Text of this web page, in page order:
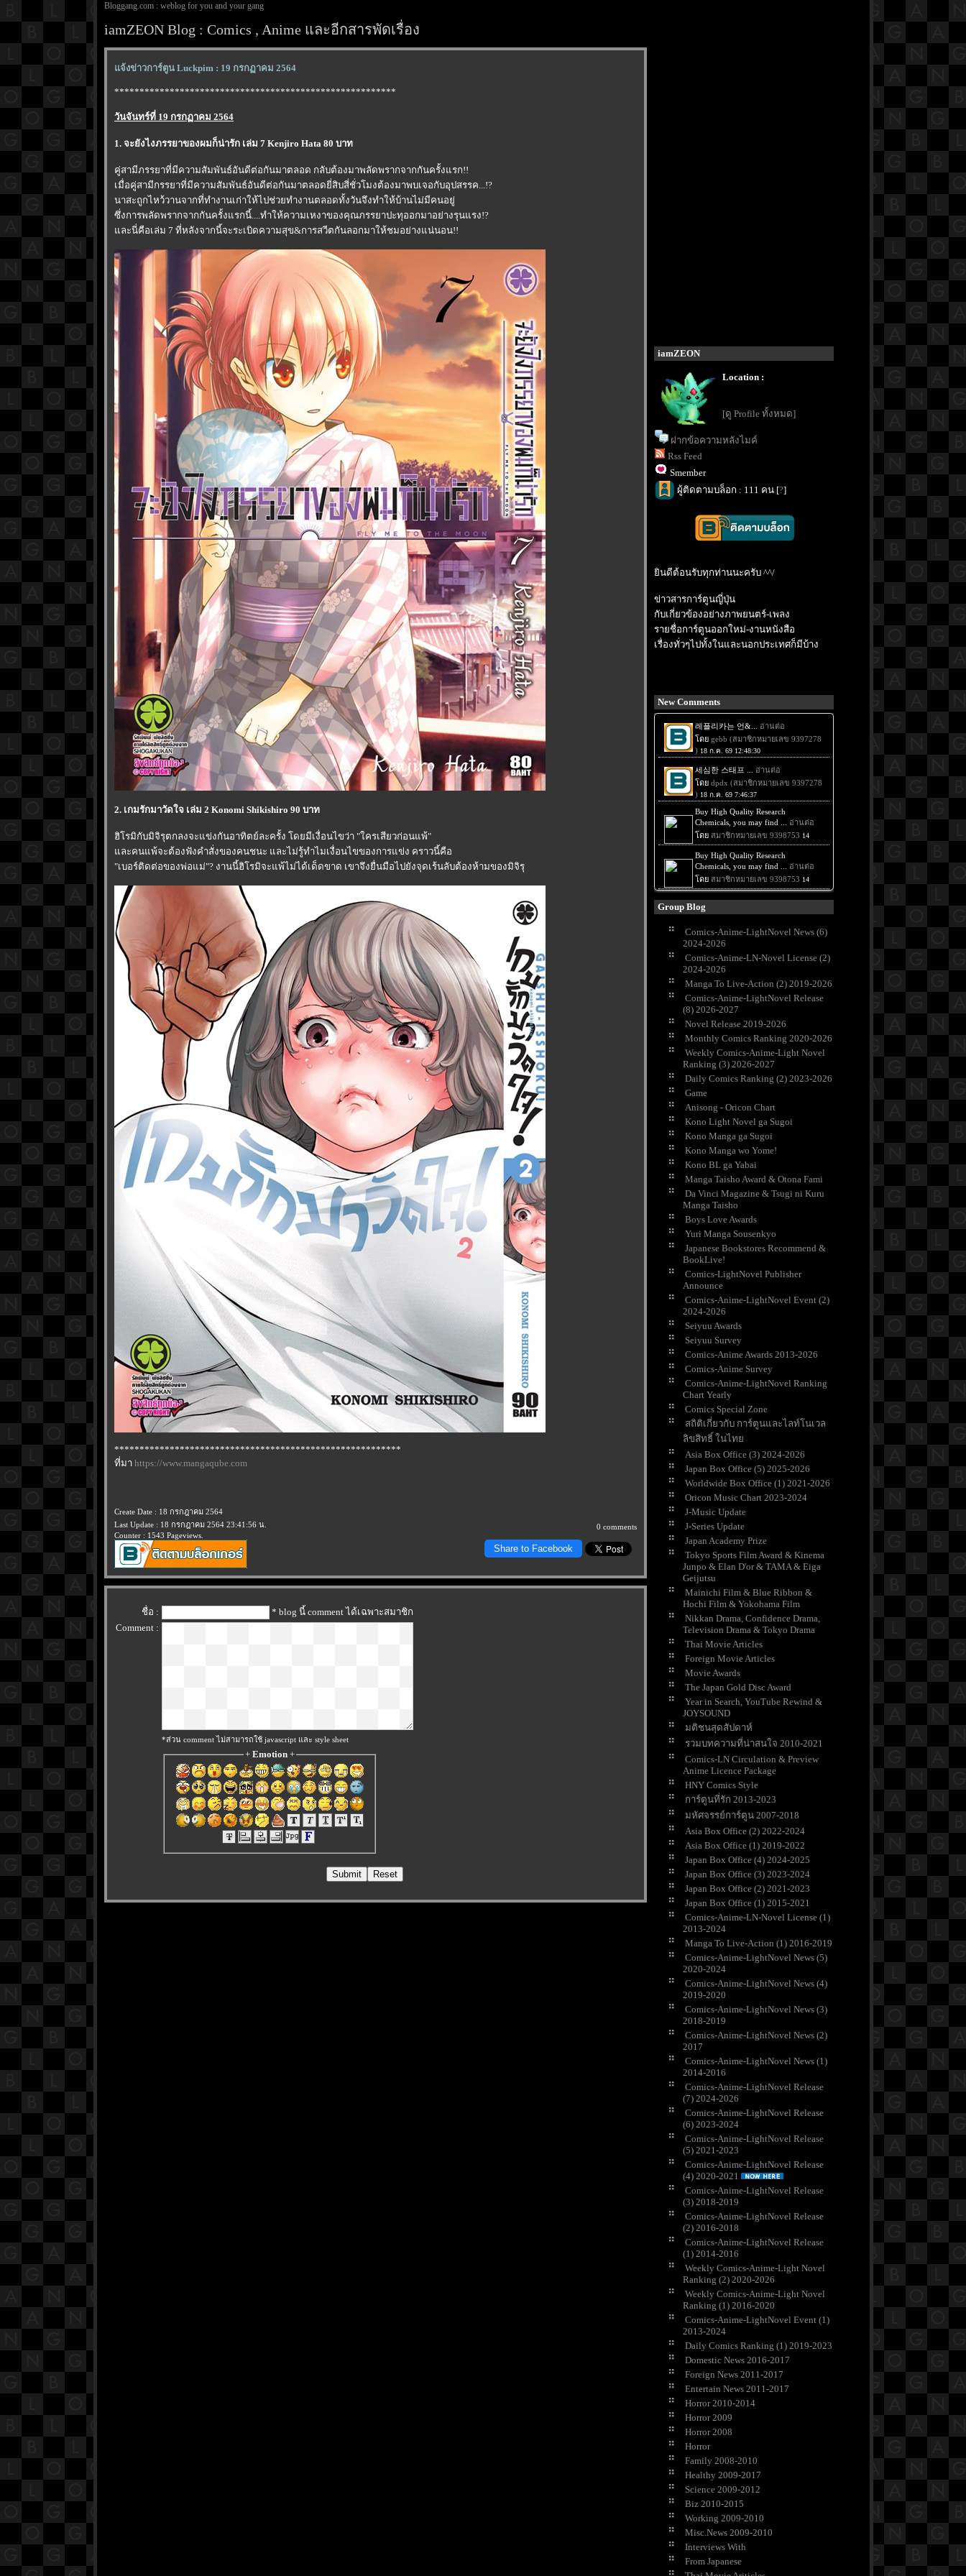
Bloggang.com : weblog for you and your gang
iamZEON Blog : Comics , Anime และอีกสารพัดเรื่อง
จ้งข่าวการ์ตูน Luckpim : 19 กรกฏาคม 2564
********************************************************
วันจันทร์ที่ 19 กรกฏาคม 2564
1. จะยังไงภรรยาของผมก็น่ารัก เล่ม 7 Kenjiro Hata 80 บาท
คู่สามีภรรยาที่มีความสัมพันธ์อันดีต่อกันมาตลอด กลับต้องมาพลัดพรากจากกันครั้งแรก!!
เมื่อคู่สามีกรรยาที่มีความสัมพันธ์อันดีต่อกันมาตลอดยี่สิบสี่ชั่วโมงต้องมาพบเจอกับอุปสรรค...!?
นาสะถูกไหว้วานจากที่ทำงานเก่าให้ไปช่วยทำงานตลอดทั้งวันจึงทำให้บ้านไม่มีคนอยู่
ซึ่งการพลัดพรากจากกันครั้งแรกนี้....ทำให้ความเหงาของคุณภรรยาปะทุออกมาอย่างรุนแรง!?
ละนี่คือเล่ม 7 ที่หลังจากนี้จะระเบิดความสุข&การสวีตกันลอกมาให้ชมอย่างแน่นอน!!
2. เกมรักมาวัดใจ เล่ม 2 Konomi Shikishiro 90 บาท
ฮิโรมิกับมิจิรุตกลงจะแข่งกันอาทิตย์ละครั้ง โดยมีเงื่อนไขว่า "ใครเสียวก่อนแพ้"
ละคนแพ้จะต้องฟังคำสั่งของคนชนะ และไม่รู้ทำไมเงื่อนไขของการแข่ง คราวนี้คือ
"เบอร์ติดต่อของพ่อแม่"? งานนี้ฮิโรมิจะแพ้ไม่ได้เด็ดขาด เขาจึงยื่นมือไปยังจุดเร้นลับต้องห้ามของมิจิรุ
*********************************************************
ที่มา https://www.mangaqube.com
Create Date : 18 กรกฎาคม 2564
Last Update : 18 กรกฎาคม 2564 23:41:56 น.
Counter : 1543 Pageviews.
0 comments
Share to Facebook
ชื่อ :
* blog นี้ comment ได้เฉพาะสมาชิก
Comment :
*ส่วน comment ไม่สามารถใช้ javascript และ style sheet
+ Emotion+
iamZEON
Location :
[ดู Profile ทั้งหมด]
ฝากข้อความหลังไมค์
Rss Feed
Smember
ผู้ติดตามบล็อก : 111 คน [?]
ินดีต้อนรับทุกท่านนะครับ ^^/
ข่าวสารการ์ตูนญี่ปุ่น
กับเกี่ยวข้องอย่างภาพยนตร์-เพลง
รายชื่อการ์ตูนออกใหม่-งานหนังสือ
เรื่องทั่วๆไปทั้งในและนอกประเทศก็มีบ้าง
New Comments
Group Blog
Comics-Anime-LightNovel News (6)
2024-2026
Comics-Anime-LN-Novel License (2)
2024-2026
Manga To Live-Action (2) 2019-2026
Comics-Anime-LightNovel Release
(8) 2026-2027
Novel Release 2019-2026
Monthly Comics Ranking 2020-2026
Weekly Comics-Anime-Light Novel
Ranking (3) 2026-2027
Daily Comics Ranking (2) 2023-2026
Game
Anisong - Oricon Chart
Kono Light Novel ga Sugoi
Kono Manga ga Sugoi
Kono Manga wo Yome!
Kono BL ga Yabai
Manga Taisho Award & Otona Fami
Da Vinci Magazine & Tsugi ni Kuru
Manga Taisho
Boys Love Awards
Yuri Manga Sousenkyo
Japanese Bookstores Recommend &
BookLive!
Comics-LightNovel Publisher
Announce
Comics-Anime-LightNovel Event (2)
2024-2026
Seiyuu Awards
Seiyuu Survey
Comics-Anime Awards 2013-2026
Comics-Anime Survey
Comics-Anime-LightNovel Ranking
Chart Yearly
Comics Special Zone
สถิติเกี่ยวกับ การ์ตูนและไลท์โนเวล
ลิขสิทธิ์ ในไท
Asia Box Office (3) 2024-2026
Japan Box Office (5) 2025-2026
Worldwide Box Office (1) 2021-2026
Oricon Music Chart 2023-2024
J-Music Update
J-Series Update
Japan Academy Prize
Tokyo Sports Film Award & Kinema
Junpo & Elan D'or & TAMA & Eiga
Geijutsu
Mainichi Film & Blue Ribbon &
Hochi Film & Yokohama Film
Nikkan Drama, Confidence Drama,
Television Drama & Tokyo Drama
Thai Movie Articles
Foreign Movie Articles
Movie Awards
The Japan Gold Disc Award
Year in Search, YouTube Rewind &
JOYSOUND
มติชนสุดสัปดาห์
รวมบทความที่น่าสนใจ 2010-2021
Comics-LN Circulation & Preview
Anime Licence Package
HNY Comics Style
การ์ตูนที่รัก 2013-2023
มหัศจรรย์การ์ตูน 2007-2018
Asia Box Office (2) 2022-2024
Asia Box Office (1) 2019-2022
Japan Box Office (4) 2024-2025
Japan Box Office (3) 2023-2024
Japan Box Office (2) 2021-2023
Japan Box Office (1) 2015-2021
Comics-Anime-LN-Novel License (1)
2013-2024
Manga To Live-Action (1) 2016-2019
Comics-Anime-LightNovel News (5)
2020-2024
Comics-Anime-LightNovel News (4)
2019-2020
Comics-Anime-LightNovel News (3)
2018-2019
Comics-Anime-LightNovel News (2)
2017
Comics-Anime-LightNovel News (1)
2014-2016
Comics-Anime-LightNovel Release
(7) 2024-2026
Comics-Anime-LightNovel Release
(6) 2023-2024
Comics-Anime-LightNovel Release
(5) 2021-2023
Comics-Anime-LightNovel Release
(4) 2020-2021
Comics-Anime-LightNovel Release
(3) 2018-2019
Comics-Anime-LightNovel Release
(2) 2016-2018
Comics-Anime-LightNovel Release
(1) 2014-2016
Weekly Comics-Anime-Light Novel
Ranking (2) 2020-2026
Weekly Comics-Anime-Light Novel
Ranking (1) 2016-2020
Comics-Anime-LightNovel Event (1)
2013-2024
Daily Comics Ranking (1) 2019-2023
Domestic News 2016-2017
Foreign News 2011-2017
Entertain News 2011-2017
Horror 2010-2014
Horror 2009
Horror 2008
Horror
Family 2008-2010
Healthy 2009-2017
Science 2009-2012
Biz 2010-2015
Working 2009-2010
Misc.News 2009-2010
Interviews With
From Japanese